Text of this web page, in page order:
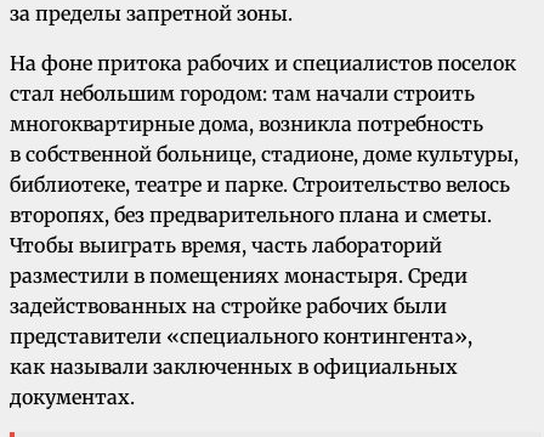
за пределы запретной зоны.
На фоне притока рабочих и специалистов поселок
стал небольшим городом: там начали строить
многоквартирные дома, возникла потребность
в собственной больнице, стадионе, доме культуры,
библиотеке, театре и парке. Строительство велось
второпях, без предварительного плана и сметы.
Чтобы выиграть время, часть лабораторий
разместили в помещениях монастыря. Среди
задействованных на стройке рабочих были
представители «специального контингента»,
как называли заключенных в официальных
документах.